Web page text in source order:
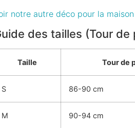
notre autre déco pour la maison
des tailles (Tour de
Taille Tour de
S 86-90 cm
M 90-94 cm